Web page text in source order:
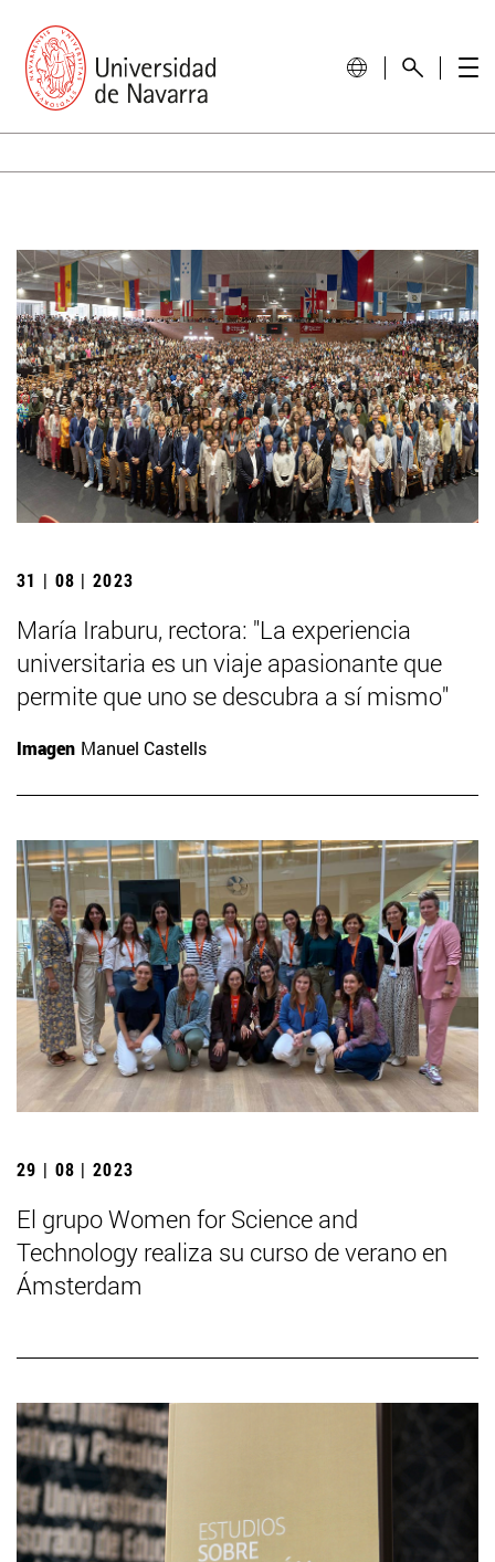
31 | 08 | 2023
María Iraburu, rectora: "La experiencia
universitaria es un viaje apasionante que
permite que uno se descubra a sí mismo"
Imagen Manuel Castells
29 | 08 | 2023
El grupo Women for Science and
Technology realiza su curso de verano en
Ámsterdam